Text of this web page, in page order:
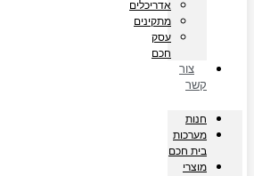
אדריכלים
מתקינים
עסק
חכם
צור
קשר
חנות
מערכות
בית חכם
מוצרי